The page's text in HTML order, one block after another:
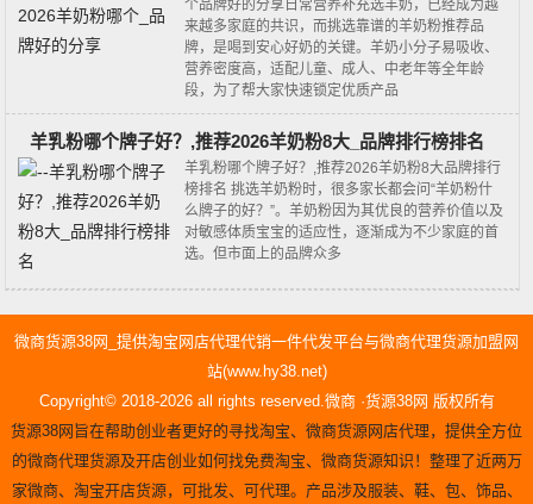
个品牌好的分享日常营养补充选羊奶，已经成为越
来越多家庭的共识，而挑选靠谱的羊奶粉推荐品
牌，是喝到安心好奶的关键。羊奶小分子易吸收、
营养密度高，适配儿童、成人、中老年等全年龄
段，为了帮大家快速锁定优质产品
羊乳粉哪个牌子好？,推荐2026羊奶粉8大_品牌排行榜排名
羊乳粉哪个牌子好？,推荐2026羊奶粉8大品牌排行
榜排名 挑选羊奶粉时，很多家长都会问“羊奶粉什
么牌子的好？”。羊奶粉因为其优良的营养价值以及
对敏感体质宝宝的适应性，逐渐成为不少家庭的首
选。但市面上的品牌众多
微商货源38网_提供淘宝网店代理代销一件代发平台与微商代理货源加盟网
站(www.hy38.net)
Copyright© 2018-2026 all rights reserved.微商 ·货源38网 版权所有
货源38网旨在帮助创业者更好的寻找淘宝、微商货源网店代理，提供全方位
的微商代理货源及开店创业如何找免费淘宝、微商货源知识！整理了近两万
家微商、淘宝开店货源，可批发、可代理。产品涉及服装、鞋、包、饰品、